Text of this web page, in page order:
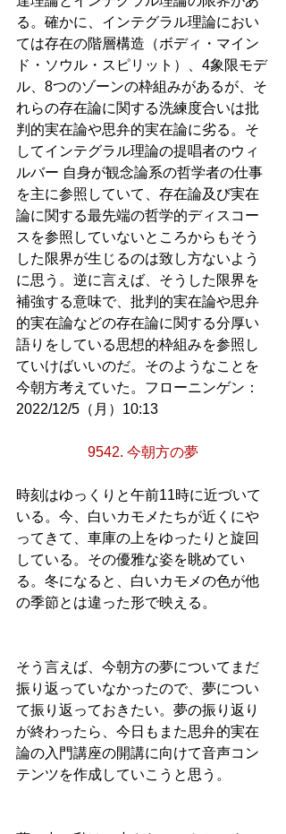
る。確かに、インテグラル理論におい
ては存在の階層構造（ボディ・マイン
ド・ソウル・スピリット）、4象限モデ
ル、8つのゾーンの枠組みがあるが、そ
れらの存在論に関する洗練度合いは批
判的実在論や思弁的実在論に劣る。そ
してインテグラル理論の提唱者のウィ
ルバー 自身が観念論系の哲学者の仕事
を主に参照していて、存在論及び実在
論に関する最先端の哲学的ディスコー
スを参照していないところからもそう
した限界が生じるのは致し方ないよう
に思う。逆に言えば、そうした限界を
補強する意味で、批判的実在論や思弁
的実在論などの存在論に関する分厚い
語りをしている思想的枠組みを参照し
ていけばいいのだ。そのようなことを
今朝方考えていた。フローニンゲン：
2022/12/5（月）10:13
9542. 今朝方の夢
時刻はゆっくりと午前11時に近づいて
いる。今、白いカモメたちが近くにや
ってきて、車庫の上をゆったりと旋回
している。その優雅な姿を眺めてい
る。冬になると、白いカモメの色が他
の季節とは違った形で映える。
そう言えば、今朝方の夢についてまだ
振り返っていなかったので、夢につい
て振り返っておきたい。夢の振り返り
が終わったら、今日もまた思弁的実在
論の入門講座の開講に向けて音声コン
テンツを作成していこうと思う。